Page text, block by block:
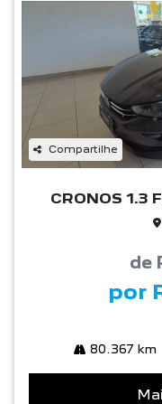
Compartilhe
CRONOS 1.3
de
por
80.367 km